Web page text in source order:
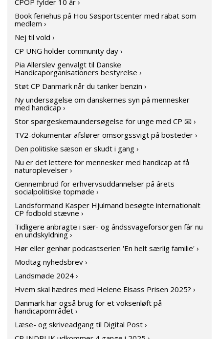
CPOP fylder 10 år ›
Book feriehus på Hou Søsportscenter med rabat som
medlem ›
Nej til vold ›
CP UNG holder community day ›
Pia Allerslev genvalgt til Danske
Handicaporganisationers bestyrelse ›
Støt CP Danmark når du tanker benzin ›
Ny undersøgelse om danskernes syn på mennesker
med handicap ›
Stor spørgeskemaundersøgelse for unge med CP 📧 ›
TV2-dokumentar afslører omsorgssvigt på bosteder ›
Den politiske sæson er skudt i gang ›
Nu er det lettere for mennesker med handicap at få
naturoplevelser ›
Gennembrud for erhvervsuddannelser på årets
socialpolitiske topmøde ›
Landsformand Kasper Hjulmand besøgte internationalt
CP fodbold stævne ›
Tidligere anbragte i sær- og åndssvageforsorgen får nu
en undskyldning ›
Hør eller genhør podcastserien 'En helt særlig familie' ›
Modtag nyhedsbrev ›
Landsmøde 2024 ›
Hvem skal hædres med Helene Elsass Prisen 2025? ›
Danmark har også brug for et voksenløft på
handicapområdet ›
Læse- og skriveadgang til Digital Post ›